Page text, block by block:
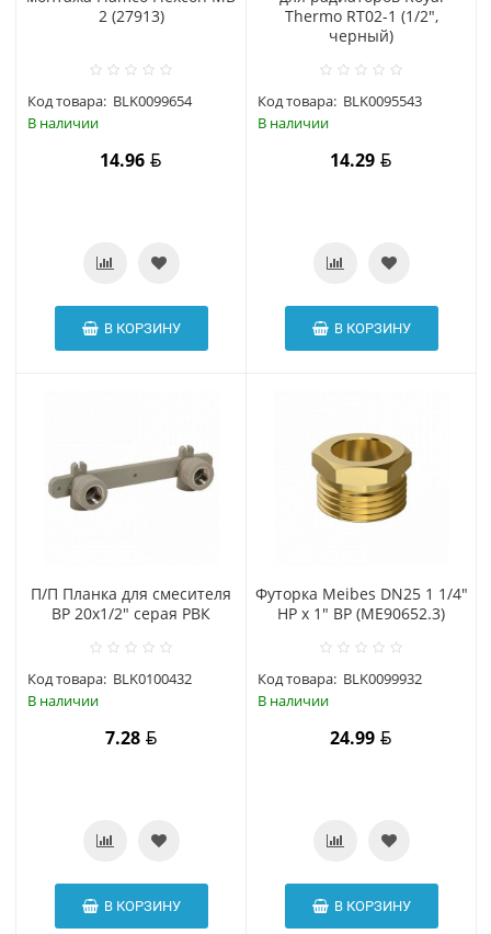
2 (27913)
Код товара: BLK0099654
В наличии
14.96
В КОРЗИНУ
Thermo RT02-1 (1/2",
черный)
Код товара: BLK0095543
В наличии
14.29
В КОРЗИНУ
П/П Планка для смесителя
ВР 20х1/2" серая РВК
Код товара: BLK0100432
В наличии
7.28
В КОРЗИНУ
Футорка Meibes DN25 1 1/4"
HP x 1" ВP (МЕ90652.3)
Код товара: BLK0099932
В наличии
24.99
В КОРЗИНУ